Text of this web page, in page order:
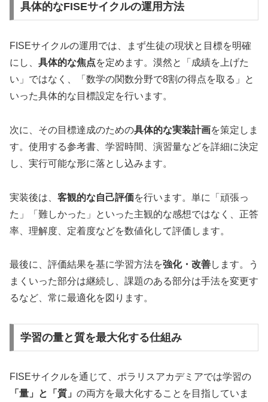
具体的なFISEサイクルの運用方法
FISEサイクルの運用では、まず生徒の現状と目標を明確
にし、 具体的な焦点を定めます。漠然と「成績を上げた
い」ではなく、「数学の関数分野で8割の得点を取る」と
いった具体的な目標設定を行います。
次に、その目標達成のための具体的な実装計画を策定しま
す。使用する参考書、学習時間、演習量などを詳細に決定
し、実行可能な形に落とし込みます。
実装後は、 客観的な自己評価を行います。単に「頑張っ
た」「難しかった」といった主観的な感想ではなく、正答
率、理解度、定着度などを数値化して評価します。
最後に、評価結果を基に学習方法を強化・改善します。う
まくいった部分は継続し、課題のある部分は手法を変更す
るなど、常に最適化を図ります。
学習の量と質を最大化する仕組み
FISEサイクルを通じて、ポラリスアカデミアでは学習の
「量」と「質」 の両方を最大化することを目指していま